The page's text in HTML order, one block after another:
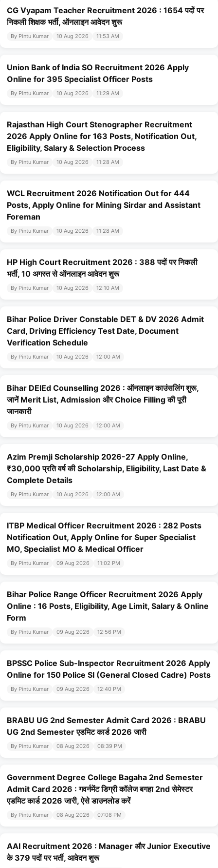
CG Vyapam Teacher Recruitment 2026 : 1654 पदों पर
निकली शिक्षक भर्ती, ऑनलाइन आवेदन शुरू
By Pintu Kumar 10 Aug 2026 11:53 AM
Union Bank of India SO Recruitment 2026 Apply
Online for 395 Specialist Officer Posts
By Pintu Kumar 10 Aug 2026 11:29 AM
Rajasthan High Court Stenographer Recruitment
2026 Apply Online for 163 Posts, Notification Out,
Eligibility, Salary & Selection Process
By Pintu Kumar 10 Aug 2026 11:28 AM
WCL Recruitment 2026 Notification Out for 444
Posts, Apply Online for Mining Sirdar and Assistant
Foreman
By Pintu Kumar 10 Aug 2026 11:28 AM
HP High Court Recruitment 2026 : 388 पदों पर निकली
भर्ती, 10 अगस्त से ऑनलाइन आवेदन शुरू
By Pintu Kumar 10 Aug 2026 12:10 AM
Bihar Police Driver Constable DET & DV 2026 Admit
Card, Driving Efficiency Test Date, Document
Verification Schedule
By Pintu Kumar 10 Aug 2026 12:00 AM
Bihar DElEd Counselling 2026 : ऑनलाइन काउंसलिंग शुरू,
जानें Merit List, Admission और Choice Filling की पूरी
जानकारी
By Pintu Kumar 10 Aug 2026 12:00 AM
Azim Premji Scholarship 2026-27 Apply Online,
₹30,000 प्रति वर्ष की Scholarship, Eligibility, Last Date &
Complete Details
By Pintu Kumar 10 Aug 2026 12:00 AM
ITBP Medical Officer Recruitment 2026 : 282 Posts
Notification Out, Apply Online for Super Specialist
MO, Specialist MO & Medical Officer
By Pintu Kumar 09 Aug 2026 11:02 PM
Bihar Police Range Officer Recruitment 2026 Apply
Online : 16 Posts, Eligibility, Age Limit, Salary & Online
Form
By Pintu Kumar 09 Aug 2026 12:56 PM
BPSSC Police Sub-Inspector Recruitment 2026 Apply
Online for 150 Police SI (General Closed Cadre) Posts
By Pintu Kumar 09 Aug 2026 12:40 PM
BRABU UG 2nd Semester Admit Card 2026 : BRABU
UG 2nd Semester एडमिट कार्ड 2026 जारी
By Pintu Kumar 08 Aug 2026 08:39 PM
Government Degree College Bagaha 2nd Semester
Admit Card 2026 : गवर्नमेंट डिग्री कॉलेज बगहा 2nd सेमेस्टर
एडमिट कार्ड 2026 जारी, ऐसे डाउनलोड करें
By Pintu Kumar 08 Aug 2026 07:08 PM
AAI Recruitment 2026 : Manager और Junior Executive
के 379 पदों पर भर्ती, आवेदन शुरू